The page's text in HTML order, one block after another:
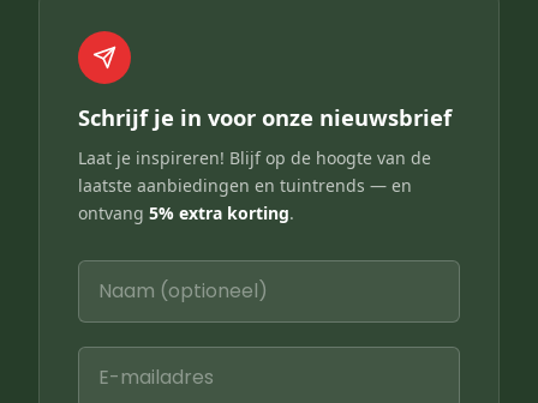
Schrijf je in voor onze nieuwsbrief
Laat je inspireren! Blijf op de hoogte van de
laatste aanbiedingen en tuintrends — en
ontvang 5% extra korting.